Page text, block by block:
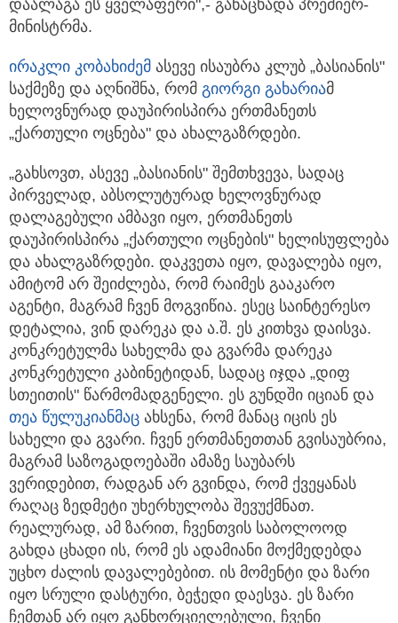
დაალაგა ეს ყველაფერი",- განაცხადა პრემიერ-
მინისტრმა.
ირაკლი კობახიძემ ასევე ისაუბრა კლუბ „ბასიანის"
საქმეზე და აღნიშნა, რომ გიორგი გახარიამ
ხელოვნურად დაუპირისპირა ერთმანეთს
„ქართული ოცნება" და ახალგაზრდები.
„გახსოვთ, ასევე „ბასიანის" შემთხვევა, სადაც
პირველად, აბსოლუტურად ხელოვნურად
დალაგებული ამბავი იყო, ერთმანეთს
დაუპირისპირა „ქართული ოცნების" ხელისუფლება
და ახალგაზრდები. დაკვეთა იყო, დავალება იყო,
ამიტომ არ შეიძლება, რომ რაიმეს გააკარო
აგენტი, მაგრამ ჩვენ მოგვიწია. ესეც საინტერესო
დეტალია, ვინ დარეკა და ა.შ. ეს კითხვა დაისვა.
კონკრეტულმა სახელმა და გვარმა დარეკა
კონკრეტული კაბინეტიდან, სადაც იჯდა „დიფ
სთეითის" წარმომადგენელი. ეს გუნდში იციან და
თეა წულუკიანმაც ახსენა, რომ მანაც იცის ეს
სახელი და გვარი. ჩვენ ერთმანეთთან გვისაუბრია,
მაგრამ საზოგადოებაში ამაზე საუბარს
ვერიდებით, რადგან არ გვინდა, რომ ქვეყანას
რაღაც ზედმეტი უხერხულობა შევუქმნათ.
რეალურად, ამ ზარით, ჩვენთვის საბოლოოდ
გახდა ცხადი ის, რომ ეს ადამიანი მოქმედებდა
უცხო ძალის დავალებებით. ის მომენტი და ზარი
იყო სრული დასტური, ბეჭედი დაესვა. ეს ზარი
ჩემთან არ იყო განხორციელებული, ჩვენი